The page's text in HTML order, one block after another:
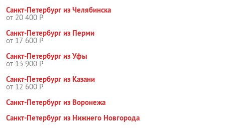
Санкт-Петербург из Челябинска
от 20 400 Р
Санкт-Петербург из Перми
от 17 600 Р
Санкт-Петербург из Уфы
от 13 900 Р
Санкт-Петербург из Казани
от 12 600 Р
Санкт-Петербург из Воронежа
Санкт-Петербург из Нижнего Новгорода